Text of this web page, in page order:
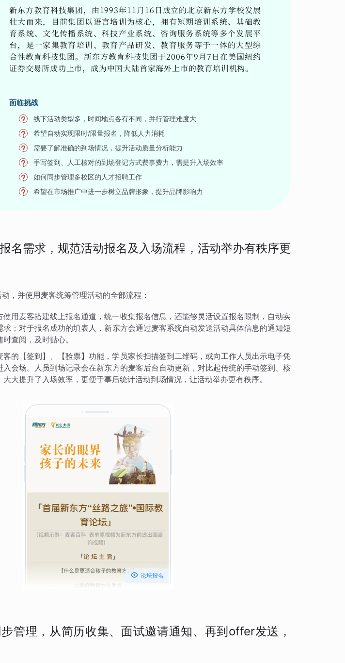
新东方教育科技集团，由1993年11月16日成立的北京新东方学校发展
壮大而来，目前集团以语言培训为核心，拥有短期培训系统、基础教
育系统、文化传播系统、科技产业系统、咨询服务系统等多个发展平
台，是一家集教育培训、教育产品研发、教育服务等于一体的大型综
合性教育科技集团。新东方教育科技集团于2006年9月7日在美国纽约
证券交易所成功上市，成为中国大陆首家海外上市的教育培训机构。
面临挑战
线下活动类型多，时间地点各有不同，并行管理难度大
希望自动实现限时/限量报名，降低人力消耗
需要了解准确的到场情况，提升活动质量分析能力
手写签到、人工核对的到场登记方式费事费力，需提升入场效率
如何同步管理多校区的人才招聘工作
希望在市场推广中进一步树立品牌形象，提升品牌影响力
名需求，规范活动报名及入场流程，活动举办有秩序更
，并使用麦客统筹管理活动的全部流程：
使用麦客搭建线上报名通道，统一收集报名信息，还能够灵活设置报名限制，自动实
求；对于报名成功的填表人，新东方会通过麦客系统自动发送活动具体信息的通知短
查阅，及时贴心。
客的【签到】、【验票】功能，学员家长扫描签到二维码，或向工作人员出示电子凭
入会场。人员到场记录会在新东方的麦客后台自动更新，对比起传统的手动签到、核
大提升了入场效率，更便于事后统计活动到场情况，让活动举办更有秩序。
 论坛报名
管理，从简历收集、面试邀请通知、再到offer发送，